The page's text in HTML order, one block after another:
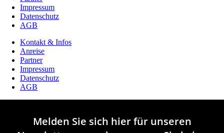
Impressum
Datenschutz
AGB
Kontakt & Infos
Anreise
Partner
Impressum
Datenschutz
AGB